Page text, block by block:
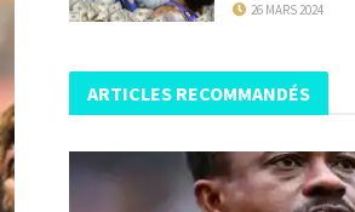
26 MARS 2024
ARTICLES RECOMMANDÉS